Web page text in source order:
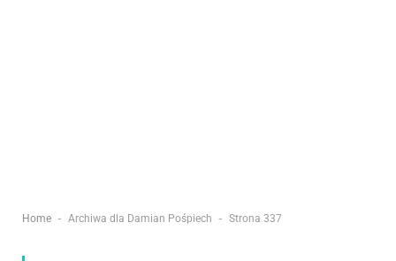
Home - Archiwa dla Damian Pośpiech - Strona 337